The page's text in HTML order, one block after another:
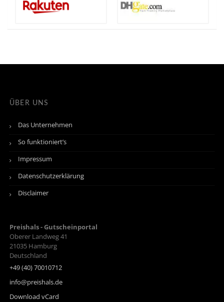
ÜBER UNS
Das Unternehmen
So funktioniert’s
Impressum
Datenschutzerklärung
Disclaimer
Preishals - Gutscheinportal
Oberer Landweg 41
21035 Hamburg
Deutschland
+49 (40) 70010712
info@preishals.de
Download vCard